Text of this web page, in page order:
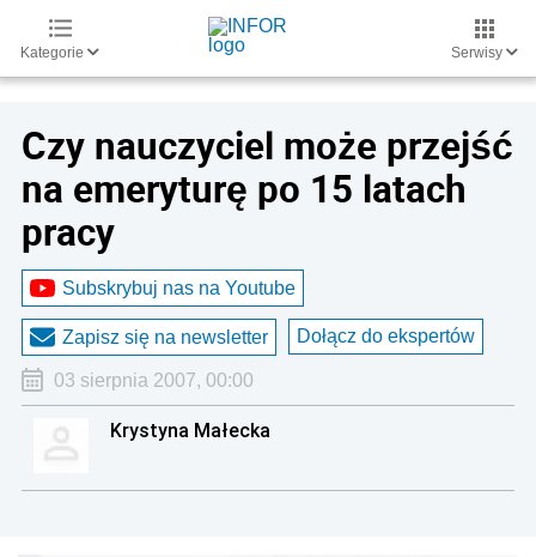
Kategorie Serwisy
Czy nauczyciel może przejść
na emeryturę po 15 latach
pracy
Subskrybuj nas na Youtube
Zapisz się na newsletter Dołącz do ekspertów
03 sierpnia 2007, 00:00
Krystyna Małecka